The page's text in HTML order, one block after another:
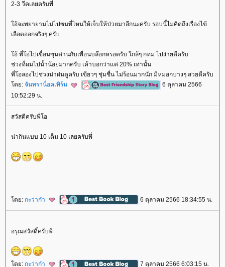
2-3 วีคเลยครับพี่
อ้จะพยายามไม่ไปซนที่ไหนให้เจ็บให้ป่วยมาอีกนะครับ รอบนี้ไม่คิดถึงเรื่องไข้
เลือดออกจริงๆ ครับ
อ้ พี่โอไปเขื่อนขุนด่านกับเพื่อนบล๊อกหรอครับ ใกล้ๆ กทม ไปง่ายดีครับ
ช่วงที่ผมไปน้ำน้อยมากครับ เค้าบอกว่าแค่ 20% เท่านั้น
พี่โอลองไปช่วงน่าฝนดูครับ เขียวๆ ชุ่มชื่น ไม่ร้อนมากนัก มีหมอกบางๆ สวยดีครับ
ดย: จันทราน็อคเทิร์น
6 ตุลาคม 2566
10:52:29 น.
สวัสดีครับพี่โอ
น่ากินแบบ 10 เต็ม 10 เลยครับพี่
ดย: กะว่าก๋า 6 ตุลาคม 2566 18:34:55 น.
อรุณสวัสดิ์ครับพี่
ดย: กะว่าก๋า 7 ตุลาคม 2566 6:03:15 น.